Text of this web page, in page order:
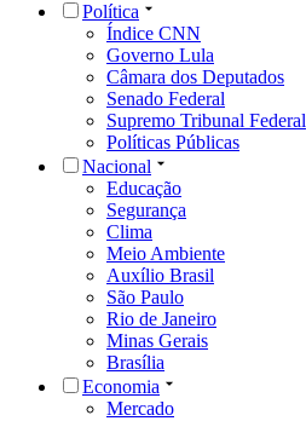
Política
Índice CNN
Governo Lula
Câmara dos Deputados
Senado Federal
Supremo Tribunal Federal
Políticas Públicas
Nacional
Educação
Segurança
Clima
Meio Ambiente
Auxílio Brasil
São Paulo
Rio de Janeiro
Minas Gerais
Brasília
Economia
Mercado